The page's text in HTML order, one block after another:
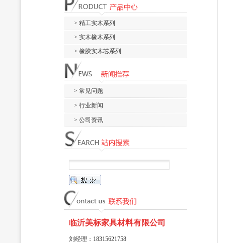
> 精工实木系列
> 实木橡木系列
> 橡胶实木芯系列
> 常见问题
> 行业新闻
> 公司资讯
临沂美标家具材料有限公司
刘经理：18315621758